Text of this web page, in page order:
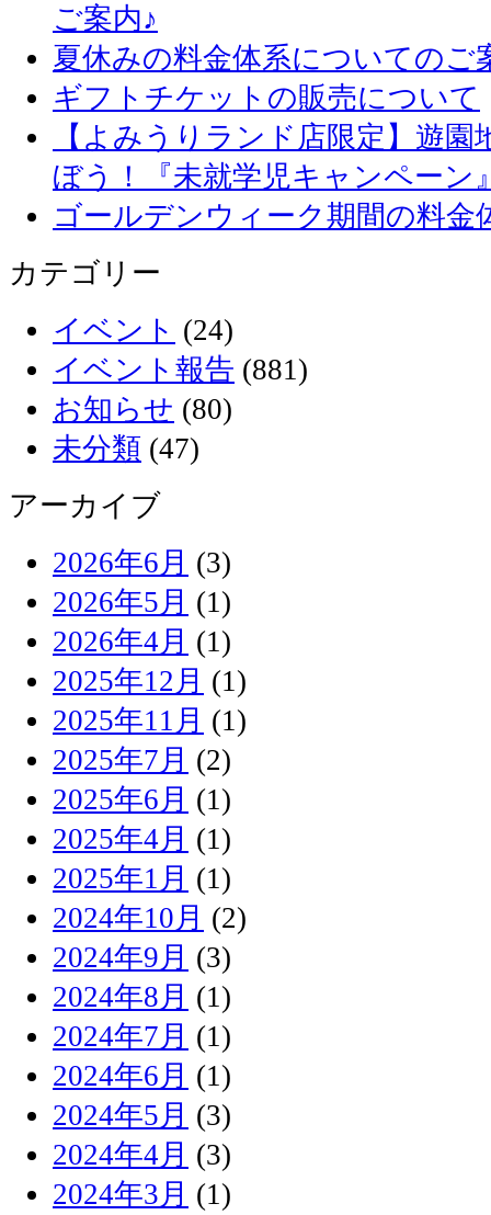
ご案内♪
夏休みの料金体系についてのご
ギフトチケットの販売について
【よみうりランド店限定】遊
ぼう！『未就学児キャンペーン
ゴールデンウィーク期間の料金
カテゴリー
イベント (24)
イベント報告 (881)
お知らせ (80)
未分類 (47)
アーカイブ
2026年6月 (3)
2026年5月 (1)
2026年4月 (1)
2025年12月 (1)
2025年11月 (1)
2025年7月 (2)
2025年6月 (1)
2025年4月 (1)
2025年1月 (1)
2024年10月 (2)
2024年9月 (3)
2024年8月 (1)
2024年7月 (1)
2024年6月 (1)
2024年5月 (3)
2024年4月 (3)
2024年3月 (1)